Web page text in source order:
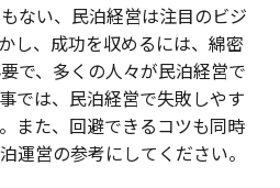
ない、民泊経営は注目のビジ
し、成功を収めるには、綿密
で、多くの人々が民泊経営で
では、民泊経営で失敗しやす
また、回避できるコツも同時
運営の参考にしてください。